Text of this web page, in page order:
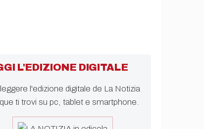
L'EDIZIONE DIGITALE
l'edizione digitale de La Notizia
ti trovi su pc, tablet e smartphone.